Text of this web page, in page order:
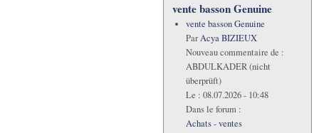
vente basson Genuine
vente basson Genuine
ParAcya BIZIEUX
Nouveau commentaire de :
ABDULKADER (nicht
überprüft)
Le : 08.07.2026 - 10:48
Dans le forum :
Achats - ventes